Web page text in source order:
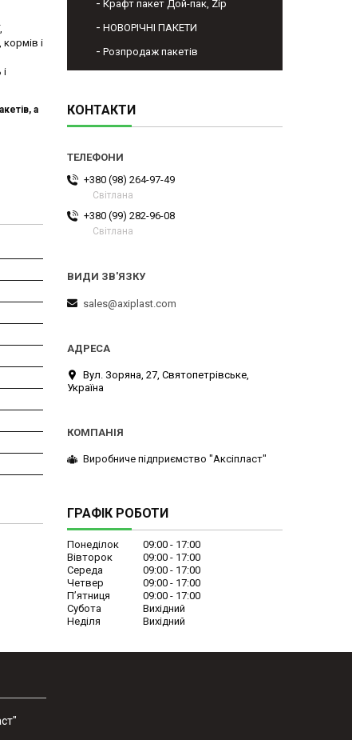
кормів і
а
Крафт пакет Дой-пак, Zip
НОВОРІЧНІ ПАКЕТИ
Розпродаж пакетів
КОНТАКТИ
+380 (98) 264-97-49
Світлана
+380 (99) 282-96-08
Світлана
sales@axiplast.com
Вул. Зоряна, 27, Святопетрівське,
Україна
Виробниче підприємство "Аксіпласт"
ГРАФІК РОБОТИ
Понеділок 09:00
17:00
Вівторок
09:00
17:00
Середа
09:00
17:00
Четвер
09:00
17:00
Пʼятниця
09:00
17:00
Субота
Вихідний
Неділя
Вихідний